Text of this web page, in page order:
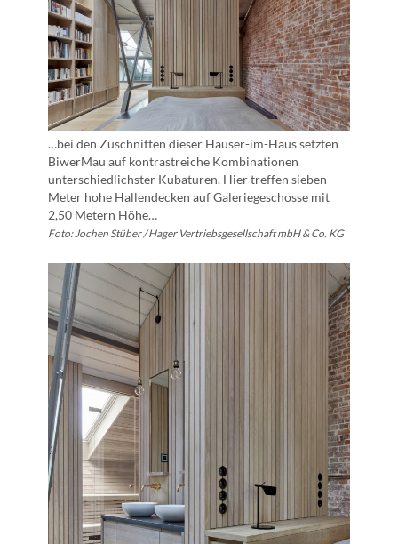
…bei den Zuschnitten dieser Häuser-im-Haus setzten
BiwerMau auf kontrastreiche Kombinationen
unterschiedlichster Kubaturen. Hier treffen sieben
Meter hohe Hallendecken auf Galeriegeschosse mit
2,50 Metern Höhe…
Foto: Jochen Stüber / Hager Vertriebsgesellschaft mbH & Co. KG